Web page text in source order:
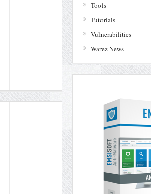
Tools
Tutorials
Vulnerabilities
Warez News